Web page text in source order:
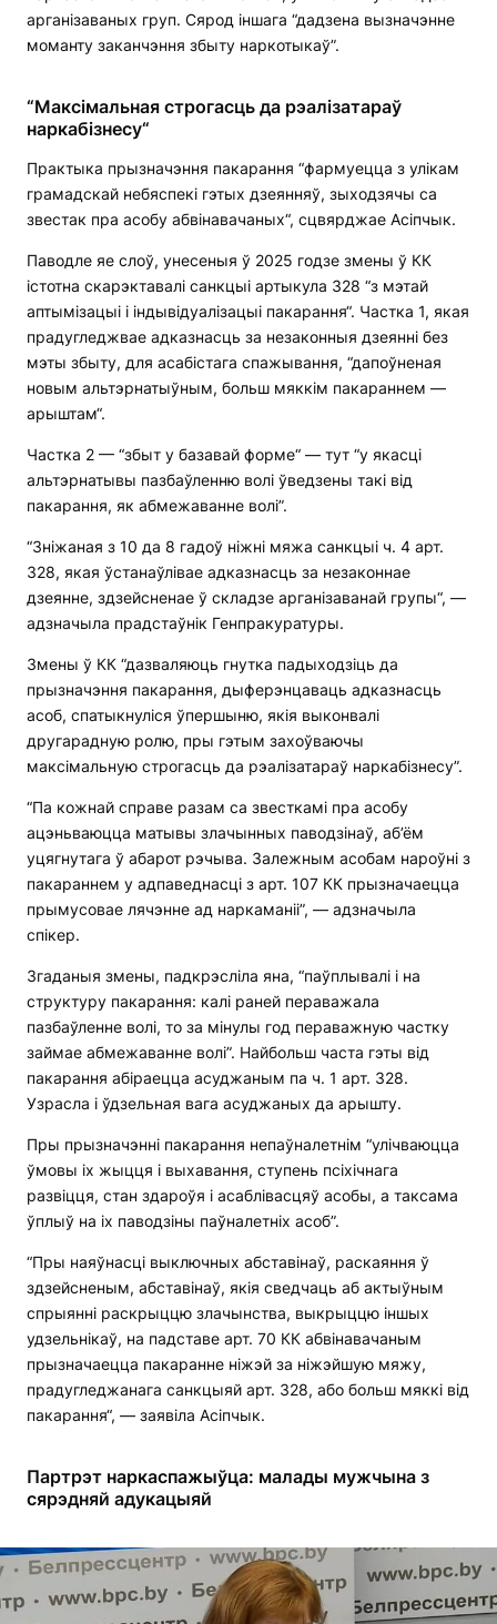
арганізаваных груп. Сярод іншага “дадзена вызначэнне
моманту заканчэння збыту наркотыкаў”.
“Максімальная строгасць да рэалізатараў
наркабізнесу“
Практыка прызначэння пакарання “фармуецца з улікам
грамадскай небяспекі гэтых дзеянняў, зыходзячы са
звестак пра асобу абвінавачаных“, сцвярджае Асіпчык.
Паводле яе слоў, унесеныя ў 2025 годзе змены ў КК
істотна скарэктавалі санкцыі артыкула 328 “з мэтай
аптымізацыі і індывідуалізацыі пакарання“. Частка 1, якая
прадугледжвае адказнасць за незаконныя дзеянні без
мэты збыту, для асабістага спажывання, “дапоўненая
новым альтэрнатыўным, больш мяккім пакараннем —
арыштам“.
Частка 2 — “збыт у базавай форме“ — тут “у якасці
альтэрнатывы пазбаўленню волі ўведзены такі від
пакарання, як абмежаванне волі”.
“Зніжаная з 10 да 8 гадоў ніжні мяжа санкцыі ч. 4 арт.
328, якая ўстанаўлівае адказнасць за незаконнае
дзеянне, здзейсненае ў складзе арганізаванай групы“, —
адзначыла прадстаўнік Генпракуратуры.
Змены ў КК “дазваляюць гнутка падыходзіць да
прызначэння пакарання, дыферэнцаваць адказнасць
асоб, спатыкнуліся ўпершыню, якія выконвалі
другарадную ролю, пры гэтым захоўваючы
максімальную строгасць да рэалізатараў наркабізнесу”.
“Па кожнай справе разам са звесткамі пра асобу
ацэньваюцца матывы злачынных паводзінаў, аб’ём
уцягнутага ў абарот рэчыва. Залежным асобам нароўні з
пакараннем у адпаведнасці з арт. 107 КК прызначаецца
прымусовае лячэнне ад наркаманіі”, — адзначыла
спікер.
Згаданыя змены, падкрэсліла яна, “паўплывалі і на
структуру пакарання: калі раней пераважала
пазбаўленне волі, то за мінулы год пераважную частку
займае абмежаванне волі”. Найбольш часта гэты від
пакарання абіраецца асуджаным па ч. 1 арт. 328.
Узрасла і ўдзельная вага асуджаных да арышту.
Пры прызначэнні пакарання непаўналетнім “улічваюцца
ўмовы іх жыцця і выхавання, ступень псіхічнага
развіцця, стан здароўя і асаблівасцяў асобы, а таксама
ўплыў на іх паводзіны паўналетніх асоб”.
“Пры наяўнасці выключных абставінаў, раскаяння ў
здзейсненым, абставінаў, якія сведчаць аб актыўным
спрыянні раскрыццю злачынства, выкрыццю іншых
удзельнікаў, на падставе арт. 70 КК абвінавачаным
прызначаецца пакаранне ніжэй за ніжэйшую мяжу,
прадугледжанага санкцыяй арт. 328, або больш мяккі від
пакарання“, — заявіла Асіпчык.
Партрэт наркаспажыўца: малады мужчына з
сярэдняй адукацыяй